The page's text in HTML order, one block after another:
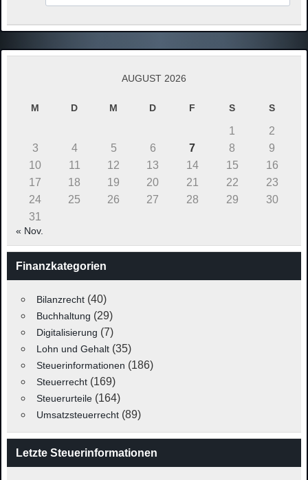
AUGUST 2026
M D M D F S S
1
2
3
4 5 6 7 8
9
10
11 12 13 14 15
16
17
18 19 20 21 22
23
24
25 26 27 28 29
30
31
« Nov.
Finanzkategorien
Bilanzrecht(40)
Buchhaltung (29)
Digitalisierung (7)
Lohn und Gehalt(35)
Steuerinformationen (186)
Steuerrecht(169)
Steuerurteile(164)
Umsatzsteuerrecht(89)
Letzte Steuerinformationen